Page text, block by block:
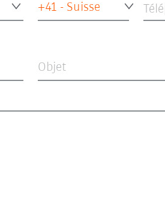
+41 - Suisse
Objet